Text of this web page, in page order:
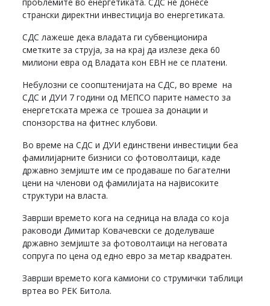
странски директни инвестиција во енергетиката.
СДС лажеше дека владата ги субвенционира
сметките за струја, за на крај да излезе дека 60
милиони евра од Владата кон ЕВН не се платени.
Небулозни се соопштенијата на СДС, во време на
СДС и ДУИ 7 години од МЕПСО парите наместо за
енергетската мрежа се трошеа за донации и
спонзорства на фитнес клубови.
Во време на СДС и ДУИ единствени инвестиции беа
фамилијарните бизниси со фотоволтаици, каде
државно земјиште им се продаваше по багателни
цени на членови од фамилијата на највисоките
структури на власта.
Заврши времето кога на седница на влада со која
раководи Димитар Ковачевски се доделуваше
државно земјиште за фотоволтаици на неговата
сопруга по цена од едно евро за метар квадратен.
Заврши времето кога камиони со струмички таблици
вртеа во РЕК Битола.